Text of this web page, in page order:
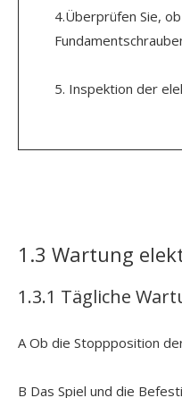
4.Überprüfen Sie,
5. Inspektion der
1.3 Wartung
1.3.1 Tägliche
A Ob die Stoppposition
B Das Spiel und die